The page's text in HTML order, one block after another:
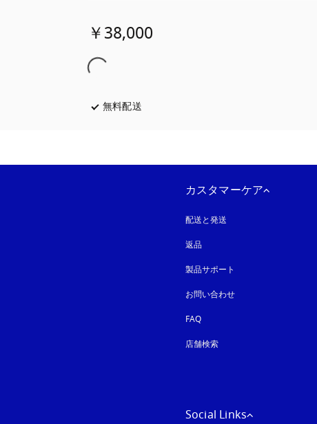
￥38,000
無料配送
カスタマーケア
配送と発送
返品
製品サポート
お問い合わせ
FAQ
店舗検索
Social Links